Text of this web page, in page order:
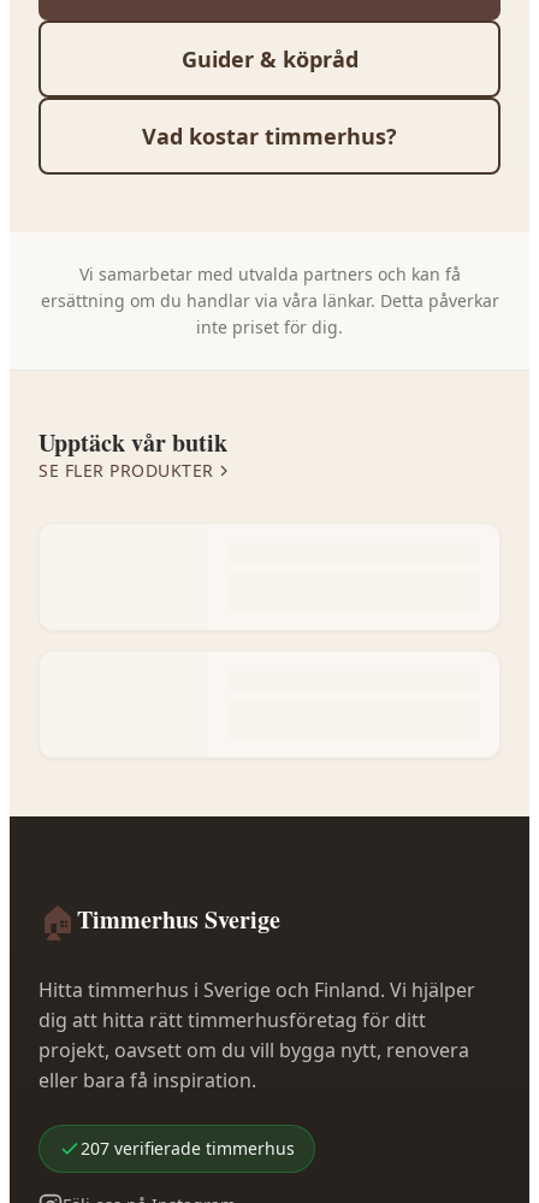
Guider & köpråd
Vad kostar timmerhus?
Vi samarbetar med utvalda partners och kan få
ersättning om du handlar via våra länkar. Detta påverkar
inte priset för dig.
Upptäck vår butik
SE FLER PRODUKTER
🏠Timmerhus Sverige
Hitta timmerhus i Sverige och Finland. Vi hjälper
dig att hitta rätt timmerhusföretag för ditt
projekt, oavsett om du vill bygga nytt, renovera
eller bara få inspiration.
207 verifierade timmerhus